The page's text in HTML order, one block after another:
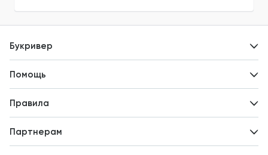
Букривер
Новости
Помощь
Правила
Партнерам